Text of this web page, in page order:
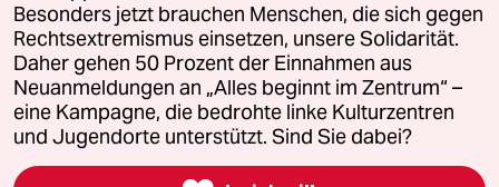
wenden Sie sich bitte an lizenzen@taz.de
Feedback Redaktionsstatut Kommune-Richtlinien
Leitlinie Informant Datenschutz Impressum AGB
Seitenwende Einwilligungen widerrufen (Ads)
Besonders jetzt brauchen Menschen, die sich gegen
Rechtsextremismus einsetzen, unsere Solidarität.
Daher gehen 50 Prozent der Einnahmen aus
Neuanmeldungen an „Alles beginnt im Zentrum“ –
eine Kampagne, die bedrohte linke Kulturzentren
und Jugendorte unterstützt. Sind Sie dabei?